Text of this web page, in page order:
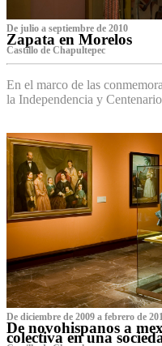
De julio a septiembre de 2010
Zapata en Morelos
Castillo de Chapultepec
En el marco de las
la Independencia y
De diciembre de 2009 a febrero de
De novohispanos a
colectiva en una